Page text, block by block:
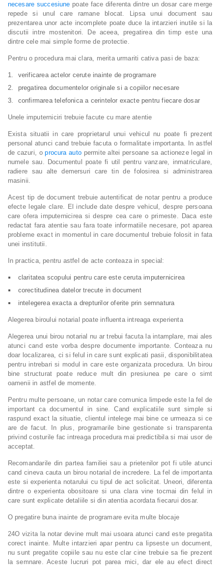
necesare succesiune poate face diferenta dintre un dosar care merge
repede si unul care ramane blocat. Lipsa unui document sau
prezentarea unor acte incomplete poate duce la intarzieri inutile si la
discutii intre mostenitori. De aceea, pregatirea din timp este una
dintre cele mai simple forme de protectie.
Pentru o procedura mai clara, merita urmariti cativa pasi de baza:
verificarea actelor cerute inainte de programare
pregatirea documentelor originale si a copiilor necesare
confirmarea telefonica a cerintelor exacte pentru fiecare dosar
Unele imputerniciri trebuie facute cu mare atentie
Exista situatii in care proprietarul unui vehicul nu poate fi prezent
personal atunci cand trebuie facuta o formalitate importanta. In astfel
de cazuri, oprocura auto permite altei persoane sa actioneze legal in
numele sau. Documentul poate fi util pentru vanzare, inmatriculare,
radiere sau alte demersuri care tin de folosirea si administrarea
masinii.
Acest tip de document trebuie autentificat de notar pentru a produce
efecte legale clare. El include date despre vehicul, despre persoana
care ofera imputernicirea si despre cea care o primeste. Daca este
redactat fara atentie sau fara toate informatiile necesare, pot aparea
probleme exact in momentul in care documentul trebuie folosit in fata
unei institutii.
In practica, pentru astfel de acte conteaza in special:
claritatea scopului pentru care este ceruta imputernicirea
corectitudinea datelor trecute in document
intelegerea exacta a drepturilor oferite prin semnatura
Alegerea biroului notarial poate influenta intreaga experienta
Alegerea unui birou notarial nu ar trebui facuta la intamplare, mai ales
atunci cand este vorba despre documente importante. Conteaza nu
doar localizarea, ci si felul in care sunt explicati pasii, disponibilitatea
pentru intrebari si modul in care este organizata procedura. Un birou
bine structurat poate reduce mult din presiunea pe care o simt
oamenii in astfel de momente.
Pentru multe persoane, un notar care comunica limpede este la fel de
important ca documentul in sine. Cand explicatiile sunt simple si
raspund exact la situatie, clientul intelege mai bine ce urmeaza si ce
are de facut. In plus, programarile bine gestionate si transparenta
privind costurile fac intreaga procedura mai predictibila si mai usor de
acceptat.
Recomandarile din partea familiei sau a prietenilor pot fi utile atunci
cand cineva cauta un birou notarial de incredere. La fel de importanta
este si experienta notarului cu tipul de act solicitat. Uneori, diferenta
dintre o experienta obositoare si una clara vine tocmai din felul in
care sunt explicate detaliile si din atentia acordata fiecarui dosar.
O pregatire buna inainte de programare evita multe blocaje
24O vizita la notar devine mult mai usoara atunci cand este pregatita
corect inainte. Multe intarzieri apar pentru ca lipseste un document,
nu sunt pregatite copiile sau nu este clar cine trebuie sa fie prezent
la semnare. Aceste lucruri pot parea mici, dar ele au efect direct